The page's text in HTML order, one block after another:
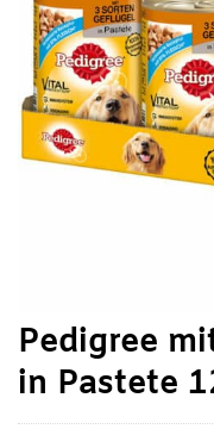
Pedigree
in Pastete